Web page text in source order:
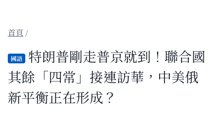
/
國語
特朗普剛走普京就到！聯合國
其餘「四常」接連訪華，中美俄
新平衡正在形成？